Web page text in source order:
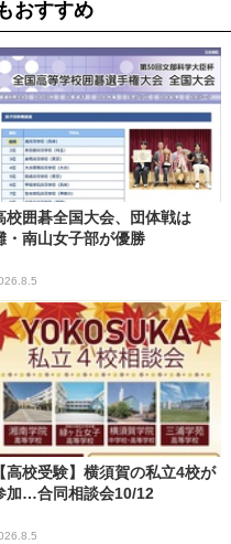
おすすめ
校囲碁全国大会、団体戦は
・南山女子部が優勝
【高校受験】横須賀の私立4校が
加…合同相談会10/12